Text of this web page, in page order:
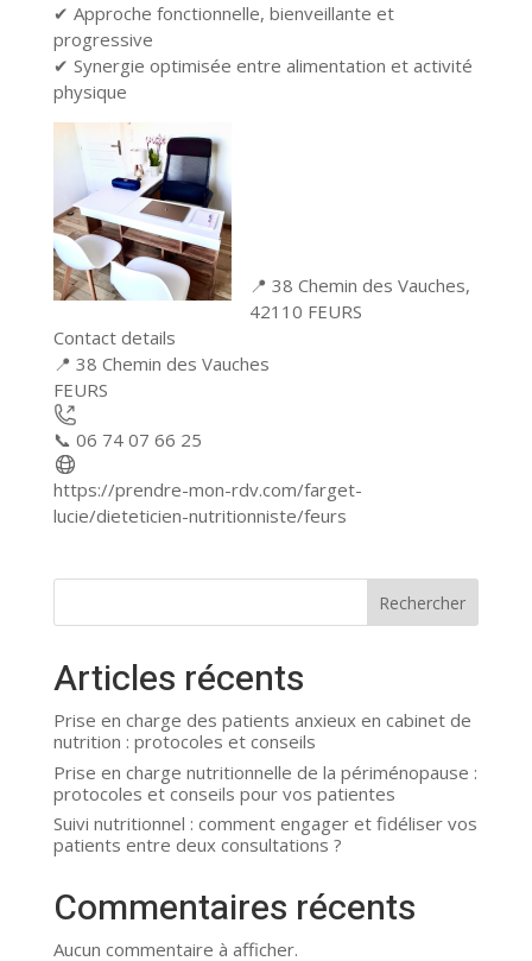
✔ Approche fonctionnelle, bienveillante et
progressive
✔ Synergie optimisée entre alimentation et activité
physique
📍 38 Chemin des Vauches,
42110 FEURS
Contact details
+
📍 38 Chemin des Vauches
FEURS
📞 06 74 07 66 25
https://prendre-mon-rdv.com/farget-
lucie/dieteticien-nutritionniste/feurs
Rechercher
Articles récents
Prise en charge des patients anxieux en cabinet de
nutrition : protocoles et conseils
Prise en charge nutritionnelle de la périménopause :
protocoles et conseils pour vos patientes
Suivi nutritionnel : comment engager et fidéliser vos
patients entre deux consultations ?
Commentaires récents
Aucun commentaire à afficher.